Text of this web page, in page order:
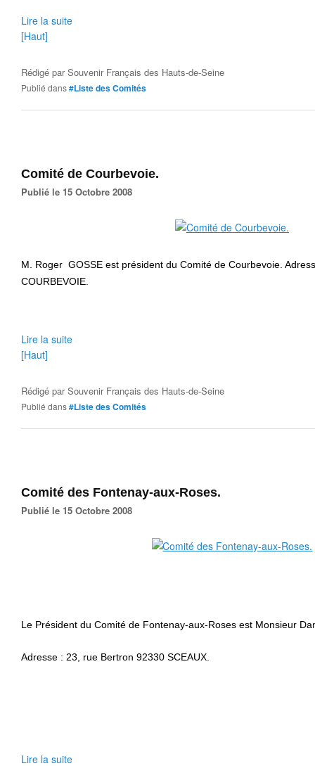
Lire la suite
[Haut]
Rédigé parSouvenir Français des Hauts-de-Seine
Publié dans#Liste des Comités
Comité de Courbevoie.
Publié le 15 Octobre 2008
M. Roger GOSSE est président du Comité de Courbevoie.
COURBEVOIE.
Lire la suite
[Haut]
Rédigé parSouvenir Français des Hauts-de-Seine
Publié dans#Liste des Comités
Comité des Fontenay-aux-Roses.
Publié le 15 Octobre 2008
Le Président du Comité de Fontenay-aux-Roses est Monsieur
Adresse : 23, rue Bertron 92330 SCEAUX.
Lire la suite